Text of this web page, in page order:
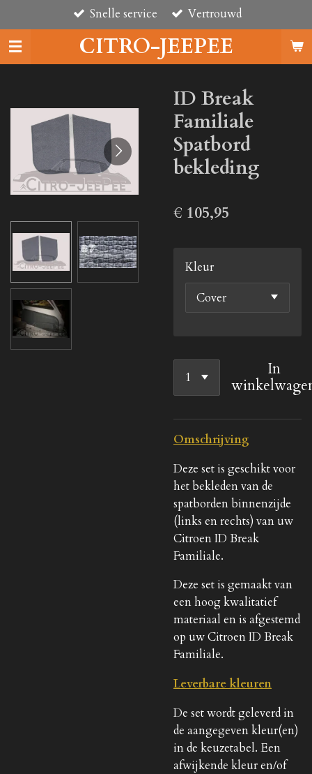
direct
naar
de
CITRO-JEEPEE
Snelle service Vertrouwd
ID Break
Familiale
Spatbord
bekleding
€ 105,95
Kleur
In
Omschrijving
Deze set is geschikt voor
het bekleden van de
spatborden binnenzijde
(links en rechts) van uw
Citroen ID Break
Familiale.
Deze set is gemaakt van
een hoog kwalitatief
materiaal en is afgestemd
op uw Citroen ID Break
Familiale.
Leverbare kleuren
De set wordt geleverd in
de aangegeven kleur(en)
in de keuzetabel. Een
afwijkende kleur en/of